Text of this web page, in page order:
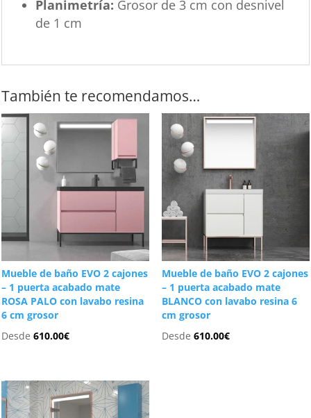
Planimetría: Grosor de 3 cm con desnivel
de 1 cm
También te recomendamos…
Mueble de baño EVO 2 cajones
– 1 puerta acabado mate
ROSA PALO con lavabo resina
6 cm grosor
Desde610.00€
Mueble de baño EVO 2 cajones
– 1 puerta acabado mate
BLANCO con lavabo resina 6
cm grosor
Desde 610.00€